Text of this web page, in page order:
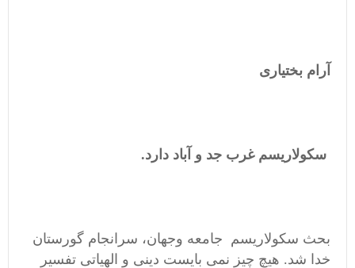
آرام بختیاری
سکولاریسم غرب جد و آباد دارد.
بحث سکولاریسم جامعه وجهان، سرانجام گورستان
خدا شد. هیچ چیز نمی بایست دینی و الهیاتی تفسیر